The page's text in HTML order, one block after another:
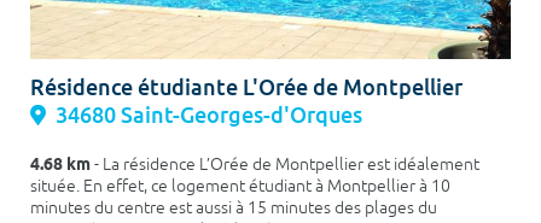
Chercher
Résidence étudiante L'Orée de Montpellier
34680 Saint-Georges-d'Orques
4.68 km- La résidence L’Orée de Montpellier est idéalement
située. En effet, ce logement étudiant à Montpellier à 10
minutes du centre est aussi à 15 minutes des plages du